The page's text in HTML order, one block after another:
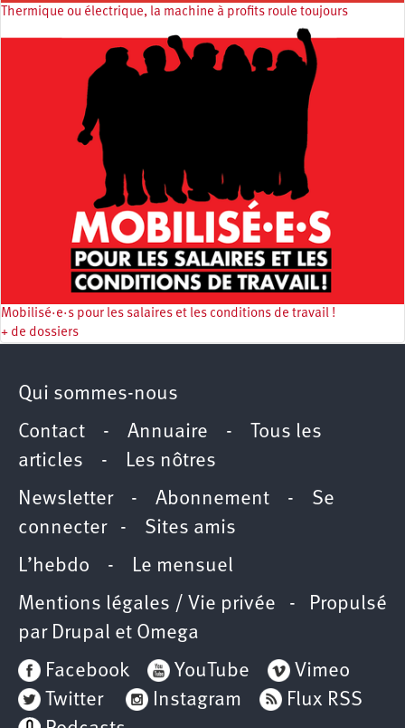
Thermique ou électrique, la machine à profits roule toujours
Mobilisé·e·s pour les salaires et les conditions de travail !
+ de dossiers
Qui sommes-nous
Contact - Annuaire -
Tous les
articles - Les nôtres
Newsletter- Abonnement - Se
connecter- Sites amis
L’hebdo - Le mensuel
Mentions légales / Vie privée - Propulsé
par Drupal et Omega
Facebook
YouTube
Vimeo
Twitter
Instagram
Flux RSS